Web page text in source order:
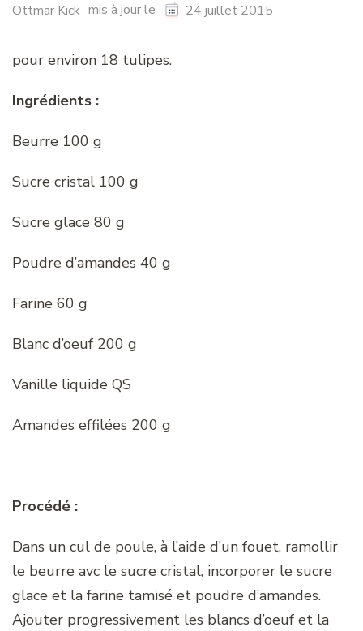
Ottmar Kick mis à jour le 24 juillet 2015
pour environ 18 tulipes.
Ingrédients :
Beurre 100 g
Sucre cristal 100 g
Sucre glace 80 g
Poudre d’amandes 40 g
Farine 60 g
Blanc d’oeuf 200 g
Vanille liquide QS
Amandes effilées 200 g
Procédé :
Dans un cul de poule, à l’aide d’un fouet, ramollir
le beurre avc le sucre cristal, incorporer le sucre
glace et la farine tamisé et poudre d’amandes.
Ajouter progressivement les blancs d’oeuf et la